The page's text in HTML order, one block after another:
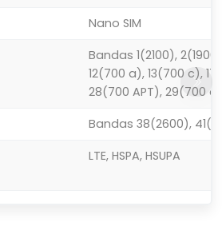
Nano SIM
Bandas 1(2100),
12(700 a), 13(700 c),
28(700 APT), 29(700
Bandas 38(2600),
LTE, HSPA, HSUPA